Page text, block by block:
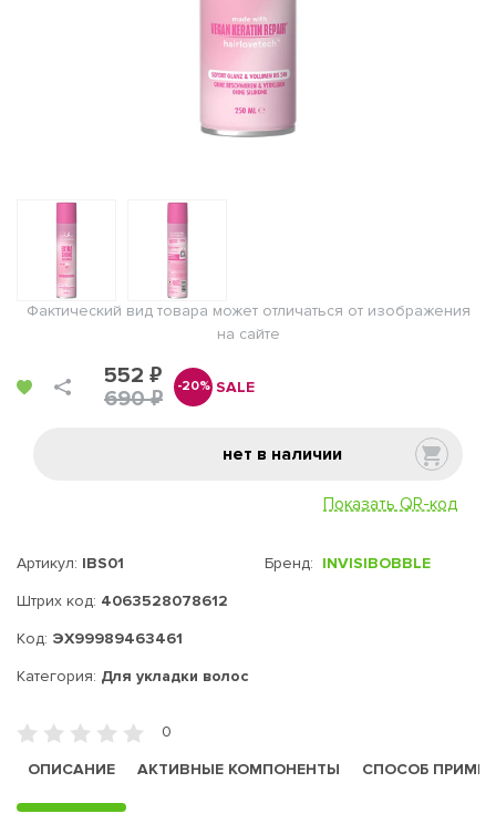
Фактический вид товара может отличаться от изображения
на сайте
552 ₽
690 ₽
-20% SALE
нет в наличии
Показать QR-код
Артикул: IBS01
Штрих код: 4063528078612
Код: ЭХ99989463461
Бренд: INVISIBOBBLE
Категория: Для укладки волос
0
ОПИСАНИЕ
АКТИВНЫЕ КОМПОНЕНТЫ СПОСОБ